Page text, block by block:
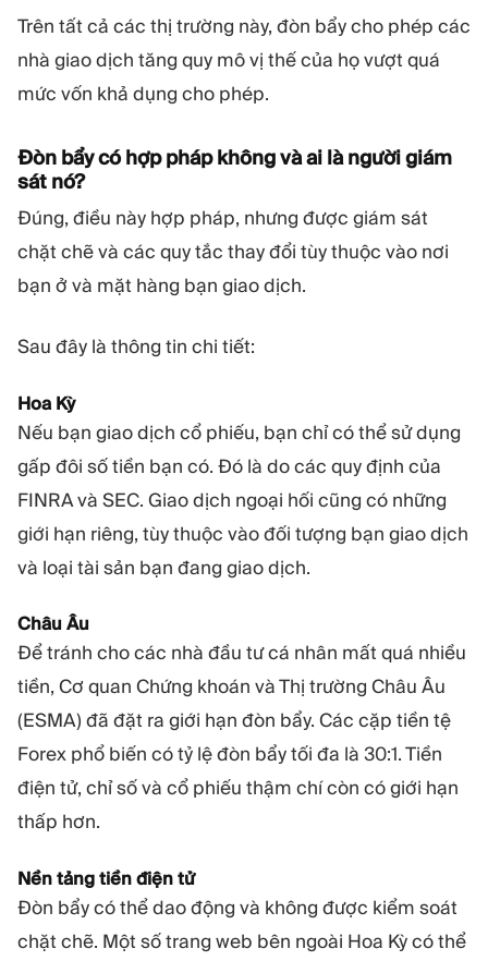
Trên tất cả các thị trường này, đòn bẩy cho phép các
nhà giao dịch tăng quy mô vị thế của họ vượt quá
mức vốn khả dụng cho phép.
Đòn bẩy có hợp pháp không và ai là người giám
sát nó?
Đúng, điều này hợp pháp, nhưng được giám sát
chặt chẽ và các quy tắc thay đổi tùy thuộc vào nơi
bạn ở và mặt hàng bạn giao dịch.
Sau đây là thông tin chi tiết:
Hoa Kỳ
Nếu bạn giao dịch cổ phiếu, bạn chỉ có thể sử dụng
gấp đôi số tiền bạn có. Đó là do các quy định của
FINRA và SEC. Giao dịch ngoại hối cũng có những
giới hạn riêng, tùy thuộc vào đối tượng bạn giao dịch
và loại tài sản bạn đang giao dịch.
Châu Âu
Để tránh cho các nhà đầu tư cá nhân mất quá nhiều
tiền, Cơ quan Chứng khoán và Thị trường Châu Âu
(ESMA) đã đặt ra giới hạn đòn bẩy. Các cặp tiền tệ
Forex phổ biến có tỷ lệ đòn bẩy tối đa là 30:1. Tiền
điện tử, chỉ số và cổ phiếu thậm chí còn có giới hạn
thấp hơn.
Nền tảng tiền điện tử
Đòn bẩy có thể dao động và không được kiểm soát
chặt chẽ. Một số trang web bên ngoài Hoa Kỳ có thể